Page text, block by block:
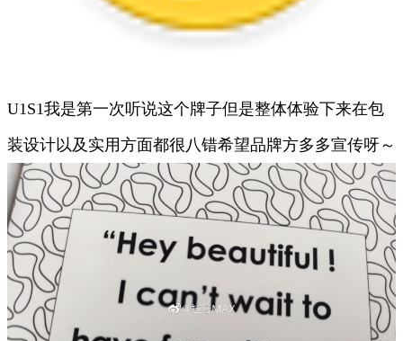
U1S1我是第一次听说这个牌子但是整体体验下来在包
装设计以及实用方面都很八错希望品牌方多多宣传呀～